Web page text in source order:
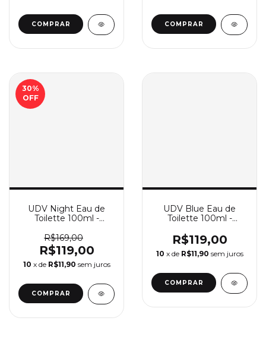
COMPRAR COMPRAR
30%
OFF
UDV Night Eau de
Toilette 100ml -
Ulric De Varens
R$169,00
R$119,00
10 x de R$11,90 sem juros
COMPRAR
UDV Blue Eau de
Toilette 100ml -
Ulric De Varens
R$119,00
10 x de R$11,90 sem juros
COMPRAR